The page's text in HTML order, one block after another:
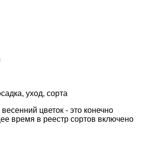
уход, сорта
цветок - это конечно
время в реестр сортов включено